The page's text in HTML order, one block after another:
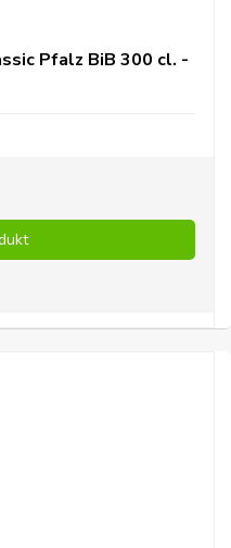
Pfalz BiB 300 cl. -